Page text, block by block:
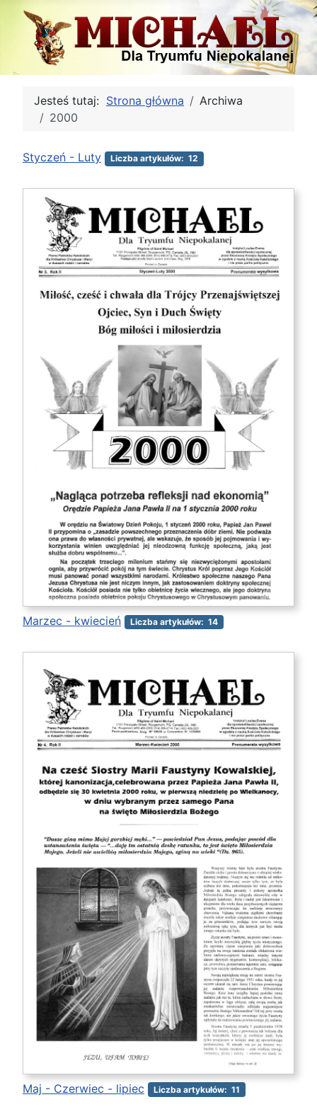
Jesteś tutaj: Strona główna
Archiwa
2000
Styczeń - Luty Liczba artykułów: 12
Marzec - kwiecień Liczba artykułów: 14
Maj - Czerwiec - lipiec Liczba artykułów: 11